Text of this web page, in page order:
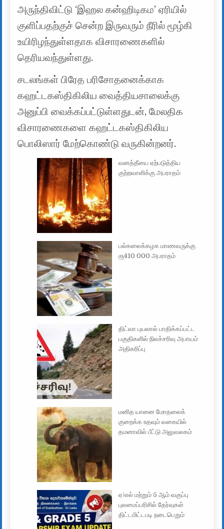
அருந்திவிட்டு ‘இஹல கன்ஹிடிகம’ ஏரியில்
குளிப்பதற்குச் சென்ற இருவரும் நீரில் மூழ்கி
உயிரிழந்துள்ளதாக விசாரணைகளில்
தெரியவந்துள்ளது.
சடலங்கள் பிரேத பரிசோதனைக்காக
கஹட்டகஸ்திகிலிய வைத்தியசாலைக்கு
அனுப்பி வைக்கப்பட்டுள்ளதுடன், மேலதிக
விசாரணைகளை கஹட்டகஸ்திகிலிய
பொலிஸார் மேற்கொண்டு வருகின்றனர்.
வனத்தீயை ஏற்படுத்திய
குற்றவாளிக்கு அபராதம்
பல்கலைக்கழக மாணவருக்கு
ரூ410 000 அபராதம்
திட்வா புயலால் பாதிக்கப்பட்ட
பகுதிகளில் நிலச்சரிவு அபாயம்
அதிகரிப்பு
மனித யானை மோதலைக்
குறைக்க உதவும் வகையில்
தமனாவில் பீட்டு அலுவலகம்
ஏ/எல் மற்றும் 5 ஆம் வகுப்பு
புலமைப்பரிசில் தேர்வுகள்
திட்டமிட்டபடி நடைபெறும்